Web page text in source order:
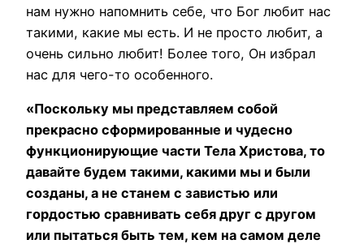
нам нужно напомнить себе, что Бог любит нас
такими, какие мы есть. И не просто любит, а
очень сильно любит! Более того, Он избрал
нас для чего-то особенного.
«Поскольку мы представляем собой
прекрасно сформированные и чудесно
функционирующие части Тела Христова, то
давайте будем такими, какими мы и были
созданы, а не станем с завистью или
гордостью сравнивать себя друг с другом
или пытаться быть тем, кем на самом деле